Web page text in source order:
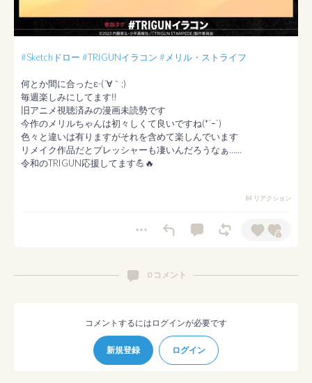
#Sketchドロー #TRIGUNイラコン #メリル・ストライフ
何とか間に合ったε-(´∀｀;)
毎週楽しみにしてます‼️
旧アニメ視聴済みの漫画未読勢です
今作のメリルちゃんは初々しくて良いですね(*´ｰ`)
色々と違いは有りますがそれを含めて楽しんでいます
リメイク作品だとプレッシャーも凄いんだろうなぁ……
令和のTRIGUN応援してます💪🔥
84 リアクション
0 コメント
コメントするにはログインが必要です
新規登録 ログイン